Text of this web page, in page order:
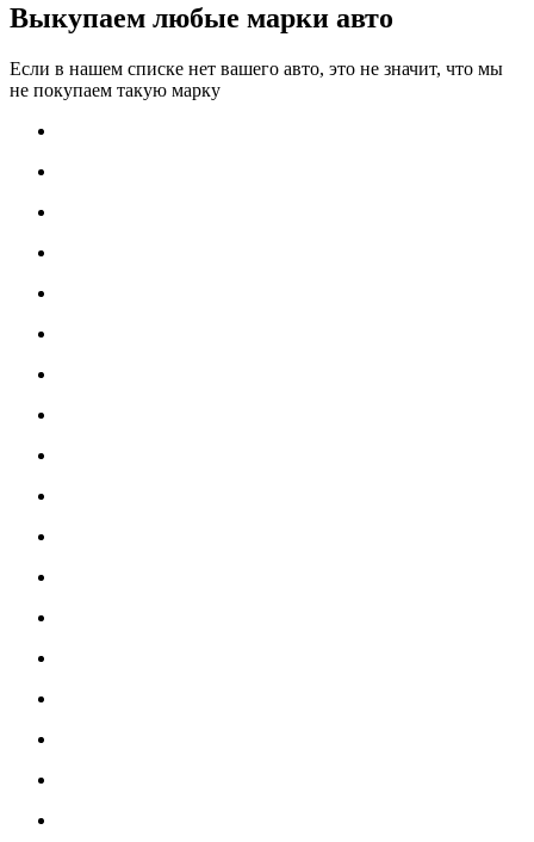
Выкупаем любые марки авто
Если в нашем списке нет вашего авто, это не значит, что мы
не покупаем такую марку